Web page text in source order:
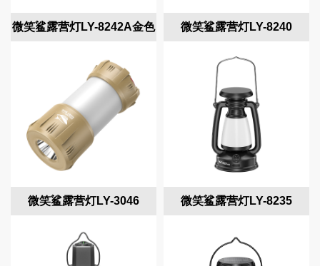
微笑鲨露营灯LY-8242A金色 微笑鲨露营灯LY-8240
微笑鲨露营灯LY-3046 微笑鲨露营灯LY-8235